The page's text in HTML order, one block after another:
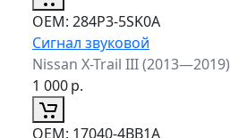
ОЕМ: 284P3-5SK0A
Сигнал звуковой
Nissan X-Trail III (2013—2019)
1 000р.
ОЕМ: 17040-4BB1A